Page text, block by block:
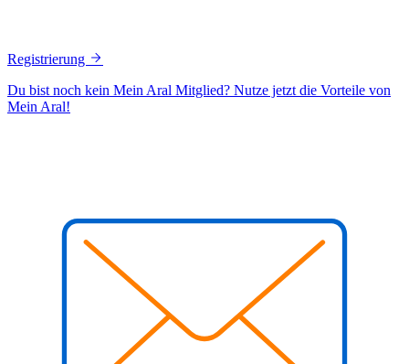
Registrierung
Du bist noch kein Mein Aral Mitglied? Nutze jetzt die Vorteile von
Mein Aral!